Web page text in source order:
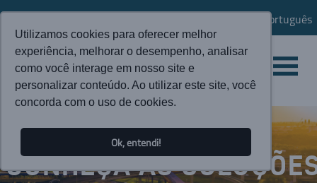
Utilizamos cookies para oferecer melhor
experiência, melhorar o desempenho, analisar
como você interage em nosso site e
personalizar conteúdo. Ao utilizar este site, você
concorda com o uso de cookies.
Ok, entendi!
Português
CONHEÇA AS